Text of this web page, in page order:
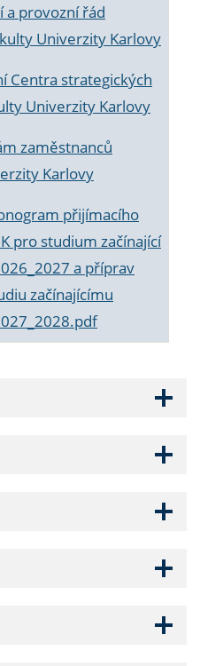
a provozní řád
Univerzity Karlovy
Centra strategických
Univerzity Karlovy
zaměstnanců
Karlovy
přijímacího
pro studium začínající
a příprav
začínajícímu